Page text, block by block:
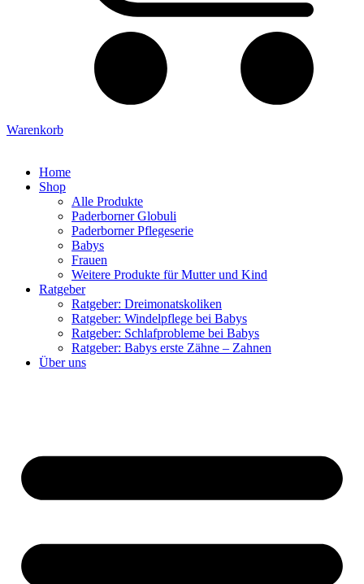
Warenkorb
Home
Shop
Alle Produkte
Paderborner Globuli
Paderborner Pflegeserie
Babys
Frauen
Weitere Produkte für Mutter und Kind
Ratgeber
Ratgeber: Dreimonatskoliken
Ratgeber: Windelpflege bei Babys
Ratgeber: Schlafprobleme bei Babys
Ratgeber: Babys erste Zähne – Zahnen
Über uns